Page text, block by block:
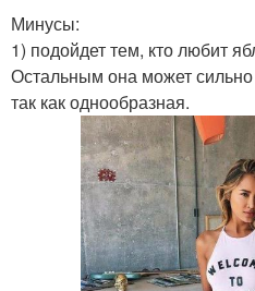
Минусы:
1) подойдет тем, кто любит
Остальным она может сильно
так как однообразная.